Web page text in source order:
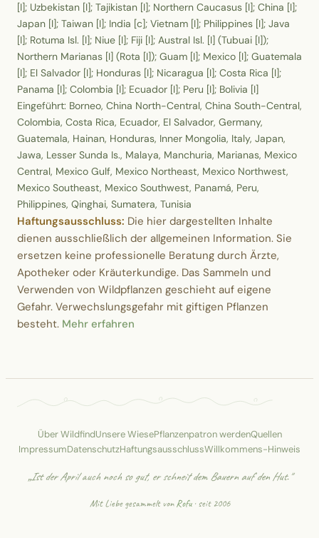
[I]; Uzbekistan [I]; Tajikistan [I]; Northern Caucasus [I]; China [I];
Japan [I]; Taiwan [I]; India [c]; Vietnam [I]; Philippines [I]; Java
[I]; Rotuma Isl. [I]; Niue [I]; Fiji [I]; Austral Isl. [I] (Tubuai [I]);
Northern Marianas [I] (Rota [I]); Guam [I]; Mexico [I]; Guatemala
[I]; El Salvador [I]; Honduras [I]; Nicaragua [I]; Costa Rica [I];
Panama [I]; Colombia [I]; Ecuador [I]; Peru [I]; Bolivia [I]
Eingeführt: Borneo, China North-Central, China South-Central,
Colombia, Costa Rica, Ecuador, El Salvador, Germany,
Guatemala, Hainan, Honduras, Inner Mongolia, Italy, Japan,
Jawa, Lesser Sunda Is., Malaya, Manchuria, Marianas, Mexico
Central, Mexico Gulf, Mexico Northeast, Mexico Northwest,
Mexico Southeast, Mexico Southwest, Panamá, Peru,
Philippines, Qinghai, Sumatera, Tunisia
Haftungsausschluss: Die hier dargestellten Inhalte
dienen ausschließlich der allgemeinen Information. Sie
ersetzen keine professionelle Beratung durch Ärzte,
Apotheker oder Kräuterkundige. Das Sammeln und
Verwenden von Wildpflanzen geschieht auf eigene
Gefahr. Verwechslungsgefahr mit giftigen Pflanzen
besteht. Mehr erfahren
Über WildfindUnsere WiesePflanzenpatron werdenQuellen
ImpressumDatenschutzHaftungsausschlussWillkommens-Hinweis
„Ist der April auch noch so gut, er schneit dem Bauern auf den Hut."
Mit Liebe gesammelt vonRofu· seit 2006